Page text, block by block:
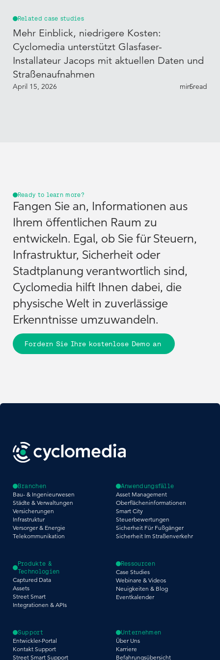
Related case studies
Mehr Einblick, niedrigere Kosten:
Cyclomedia unterstützt Glasfaser-
Installateur Jacops mit aktuellen Daten und
Straßenaufnahmen
April 15, 2026 5
min read
Ready to learn more?
Fangen Sie an, Informationen aus
Ihrem öffentlichen Raum zu
entwickeln. Egal, ob Sie für Steuern,
Infrastruktur, Sicherheit oder
Stadtplanung verantwortlich sind,
Cyclomedia hilft Ihnen dabei, die
physische Welt in zuverlässige
Erkenntnisse umzuwandeln.
Fordern Sie Ihre kostenlose Demo an
Branchen
Bau- & Ingenieurwesen
Städte & Verwaltungen
Versicherungen
Infrastruktur
Versorger & Energie
Telekommunikation
Anwendungsfälle
Asset Management
Oberflächeninformationen
Smart City
Steuerbewertungen
Sicherheit Für Fußgänger
Sicherheit Im Straßenverkehr
Produkte &
Technologien
Captured Data
Assets
Street Smart
Integrationen & APIs
Ressourcen
Case Studies
Webinare & Videos
Neuigkeiten & Blog
Eventkalender
Support
Entwickler-Portal
Kontakt Support
Street Smart Support
Unternehmen
Über Uns
Karriere
Befahrungsübersicht